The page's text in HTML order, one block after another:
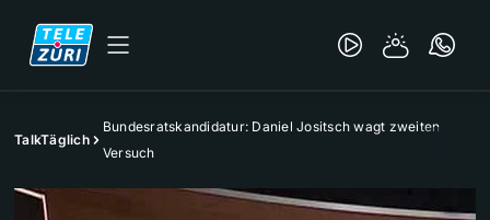
TalkTäglich
Bundesratskandidatur: Daniel Jositsch wagt zweiten
Versuch